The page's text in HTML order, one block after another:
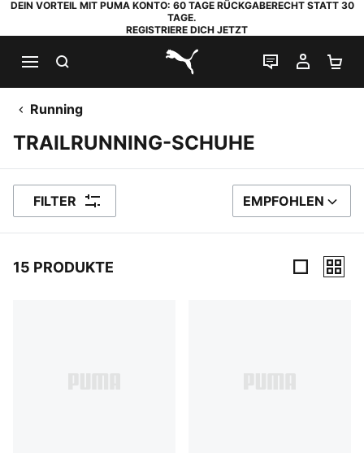
DEIN VORTEIL MIT PUMA KONTO: 60 TAGE RÜCKGABERECHT STATT 30
TAGE.
REGISTRIERE DICH JETZT
PUMA.com
LIVE-CHAT
MEIN
Running
TRAILRUNNING-SCHUHE
FILTER SORTIEREN NACH
EMPFOHLEN
15 PRODUKTE